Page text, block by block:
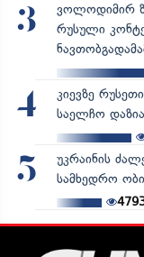
3
ვოლოდიმირ
რუსული
4
კიევზე
საელჩო
5
უკრაინის
სამხედრო